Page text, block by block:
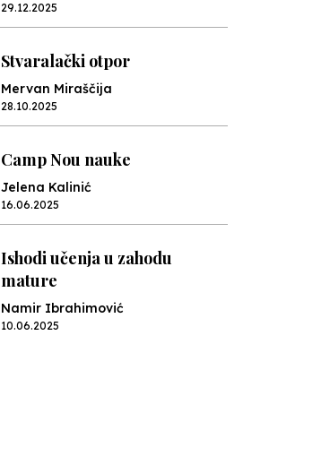
29.12.2025
Stvaralački otpor
Mervan Miraščija
28.10.2025
Camp Nou nauke
Jelena Kalinić
16.06.2025
Ishodi učenja u zahodu
mature
Namir Ibrahimović
10.06.2025